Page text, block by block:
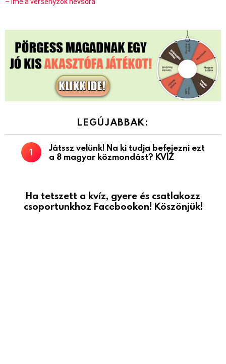
LEGÚJABBAK:
Játssz velünk! Na ki tudja befejezni ezt
a 8 magyar közmondást? KVÍZ
Ha tetszett a kvíz, gyere és csatlakozz
csoportunkhoz Facebookon! Köszönjük!